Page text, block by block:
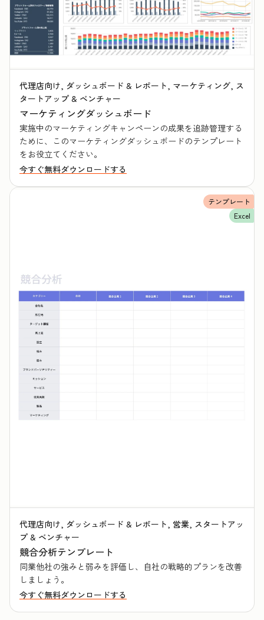
代理店向け, ダッシュボード & レポート, マーケティング, ス
タートアップ & ベンチャー
マーケティングダッシュボード
実施中のマーケティングキャンペーンの成果を追跡管理する
ために、このマーケティングダッシュボードのテンプレート
をお役立てください。
今すぐ無料ダウンロードする
テンプレート
Excel
代理店向け, ダッシュボード & レポート, 営業, スタートアッ
プ & ベンチャー
競合分析テンプレート
同業他社の強みと弱みを評価し、自社の戦略的プランを改善
しましょう。
今すぐ無料ダウンロードする